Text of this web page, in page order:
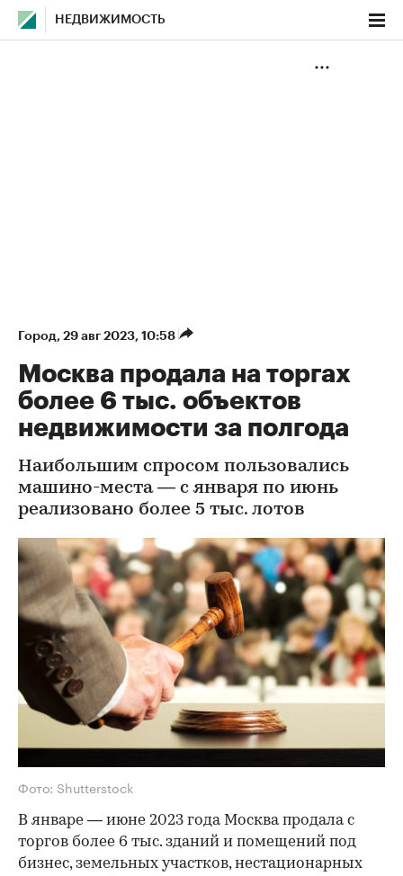
НЕДВИЖИМОСТЬ
Город⁠, 29 авг 2023, 10:58
Москва продала на торгах
более 6 тыс. объектов
недвижимости за полгода
Наибольшим спросом пользовались
машино-места — с января по июнь
реализовано более 5 тыс. лотов
Фото: Shutterstock
В январе — июне 2023 года Москва продала с
торгов более 6 тыс. зданий и помещений под
бизнес, земельных участков, нестационарных